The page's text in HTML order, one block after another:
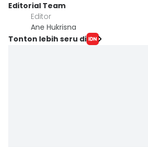
Editorial Team
Editor
Ane Hukrisna
Tonton lebih seru di